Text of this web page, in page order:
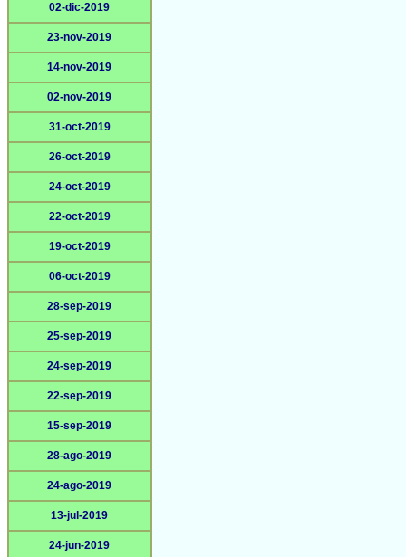
02-dic-2019
23-nov-2019
14-nov-2019
02-nov-2019
31-oct-2019
26-oct-2019
24-oct-2019
22-oct-2019
19-oct-2019
06-oct-2019
28-sep-2019
25-sep-2019
24-sep-2019
22-sep-2019
15-sep-2019
28-ago-2019
24-ago-2019
13-jul-2019
24-jun-2019